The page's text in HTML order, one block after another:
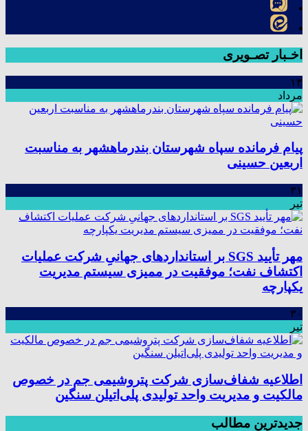
اخـبار تصـویری
۱۳
مرداد
پیام فرمانده سپاه شهرستان بندرماهشهر به مناسبت
اربعین حسینی
۳۱
تیر
مهر تأیید SGS بر استانداردهای جهانیِ شرکت عملیات
اکتشاف نفت؛ موفقیت در ممیزی سیستم مدیریت
یکپارچه
۳۰
تیر
اطلاعیه شفاف‌سازی شرکت پتروشیمی جم در خصوص
مالکیت و مدیریت واحد تولیدی پلی‌اتیلن سنگین
جدیدترین مطالب